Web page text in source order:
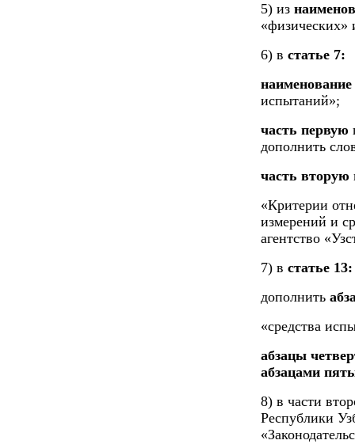
5) из
«физических»
6) в статье 7:
наименование
испытаний»;
часть первую
дополнить
часть вторую
«Критерии
измерений и
агентство
7) в статье 13:
дополнить
«средства
абзацы
абзацами
8) в части
Республики